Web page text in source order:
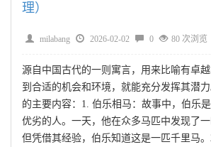
理）
milabang 2026-02-02 0 80 次浏览
源自中国古代的一则寓言，用来比喻有卓
到合适的机会和环境，就能充分发挥其潜
的主要内容：1. 伯乐相马：故事中，伯乐
优劣的人。一天，他在众多马匹中发现了一
但凭借其经验，伯乐知道这是一匹千里马。